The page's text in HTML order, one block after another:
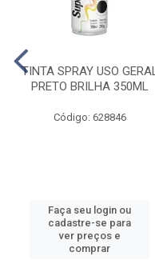
TINTA SPRAY USO GERAL
PRETO BRILHA 350ML
Código: 628846
Faça seu login ou
cadastre-se para
ver preços e
comprar